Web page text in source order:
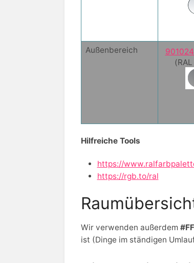
Außenbereich
Hilfreiche Tools
https://
https://rgb.to/ral
Wir verwenden außerdem
ist (Dinge im ständigen